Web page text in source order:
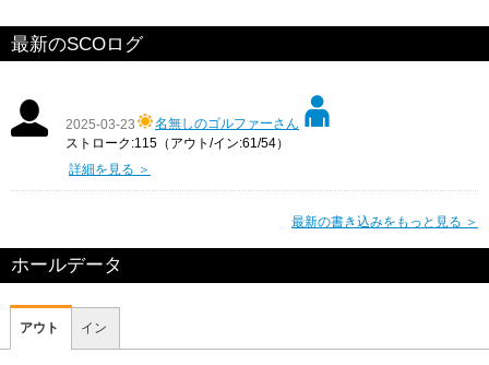
最新のSCOログ
2025-03-23
名無しのゴルファーさん
ストローク:115（アウト/イン:61/54）
詳細を見る ＞
最新の書き込みをもっと見る ＞
ホールデータ
アウト イン